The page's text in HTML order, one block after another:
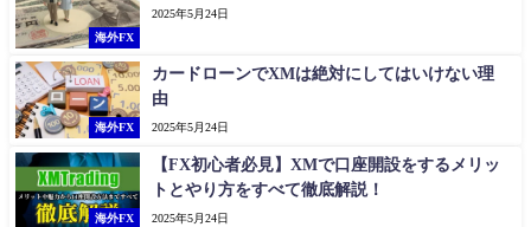
海外FX
2025年5月24日
海外FX
カードローンでXMは絶対にしてはいけない理
由
2025年5月24日
海外FX
【FX初心者必見】XMで口座開設をするメリッ
トとやり方をすべて徹底解説！
2025年5月24日